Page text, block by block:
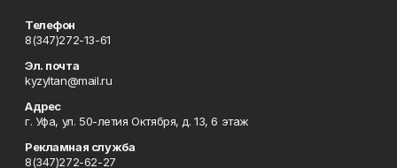
Телефон
8(347)272-13-61
Эл. почта
kyzyltan@mail.ru
Адрес
г. Уфа, ул. 50-летия Октября, д. 13, 6 этаж
Рекламная служба
8(347)272-62-27